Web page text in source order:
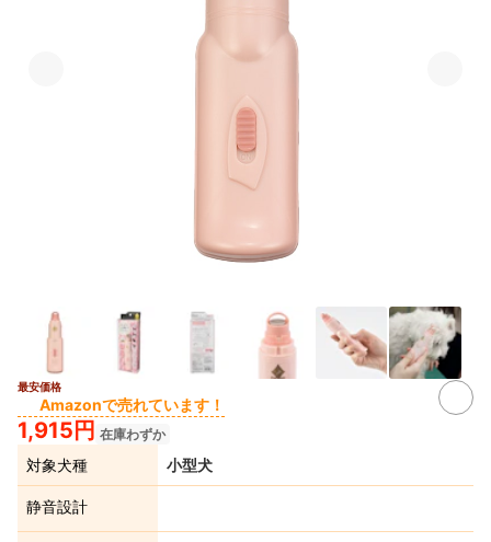
最安価格
Amazonで売れています！
1,915円 在庫わずか
対象犬種 小型犬
静音設計